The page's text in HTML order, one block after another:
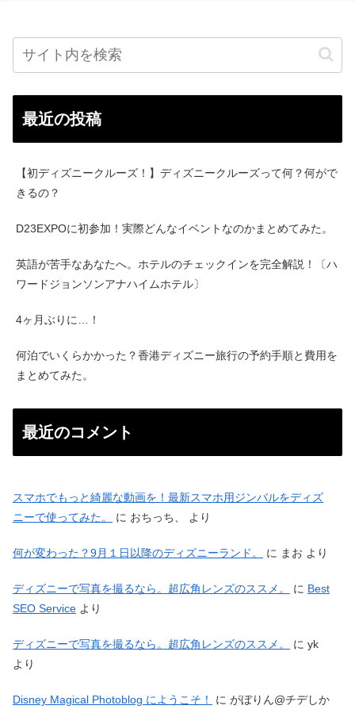
最近の投稿
【初ディズニークルーズ！】ディズニークルーズって何？何がで
きるの？
D23EXPOに初参加！実際どんなイベントなのかまとめてみた。
英語が苦手なあなたへ。ホテルのチェックインを完全解説！〔ハ
ワードジョンソンアナハイムホテル〕
4ヶ月ぶりに…！
何泊でいくらかかった？香港ディズニー旅行の予約手順と費用を
まとめてみた。
最近のコメント
スマホでもっと綺麗な動画を！最新スマホ用ジンバルをディズ
ニーで使ってみた。
に おちっち、 より
何が変わった？9月１日以降のディズニーランド。 に まお より
ディズニーで写真を撮るなら。超広角レンズのススメ。 に Best
SEO Service より
ディズニーで写真を撮るなら。超広角レンズのススメ。 に yk
より
Disney Magical Photoblog にようこそ！ に がぼりん@チデしか